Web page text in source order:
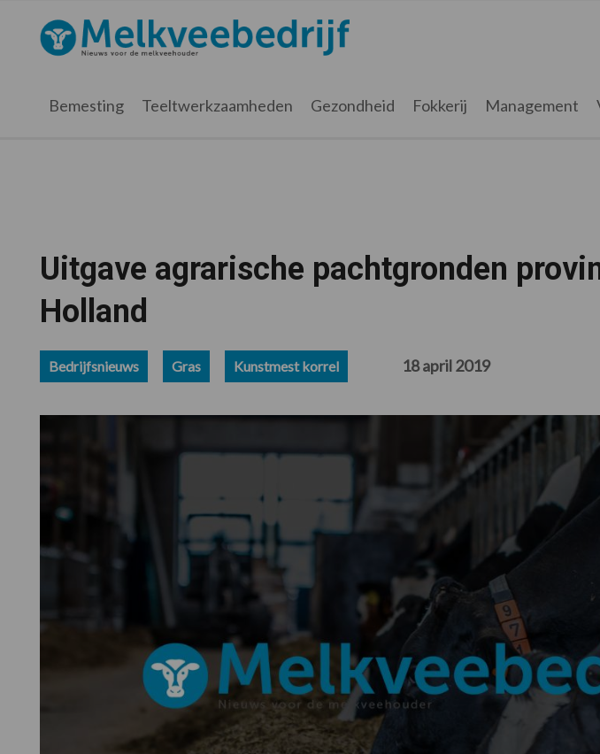
hoofdnavigatie
hoofd
eerste
voettekst
Melkveebedrijf.nl
Bemesting Teeltwerkzaamheden Gezondheid Fokkerij Management
Uitgave agrarische pachtgronden
Holland
Bedrijfsnieuws Gras Kunstmest korrel 18 april 2019